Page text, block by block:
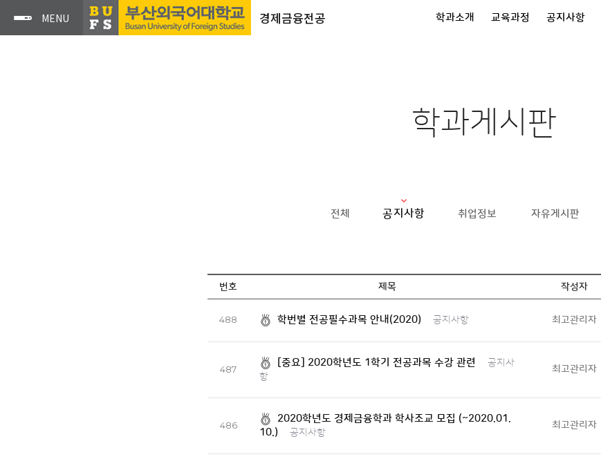
경제금융전공 학과소개 교육과정 공지사항
학과게시판
전체 공지사항 취업정보 자유게시판
번호 제목 작성자
488 학번별 전공필수과목 안내(2020) 공지사항 최고관리자
487
[중요] 2020학년도 1학기 전공과목 수강 관련
공지사
항
최고관리자
486
2020학년도 경제금융학과 학사조교 모집 (~2020.01.
10.)
공지사항
최고관리자